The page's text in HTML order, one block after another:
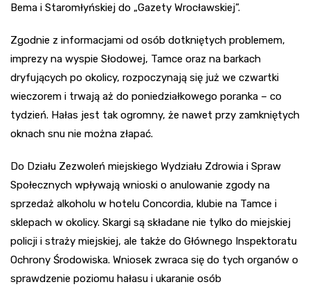
Bema i Staromłyńskiej do „Gazety Wrocławskiej”.
Zgodnie z informacjami od osób dotkniętych problemem,
imprezy na wyspie Słodowej, Tamce oraz na barkach
dryfujących po okolicy, rozpoczynają się już we czwartki
wieczorem i trwają aż do poniedziałkowego poranka – co
tydzień. Hałas jest tak ogromny, że nawet przy zamkniętych
oknach snu nie można złapać.
Do Działu Zezwoleń miejskiego Wydziału Zdrowia i Spraw
Społecznych wpływają wnioski o anulowanie zgody na
sprzedaż alkoholu w hotelu Concordia, klubie na Tamce i
sklepach w okolicy. Skargi są składane nie tylko do miejskiej
policji i straży miejskiej, ale także do Głównego Inspektoratu
Ochrony Środowiska. Wniosek zwraca się do tych organów o
sprawdzenie poziomu hałasu i ukaranie osób